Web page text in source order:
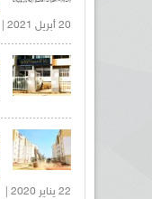
20 أبريل 2021 |
22 يناير 2020 |